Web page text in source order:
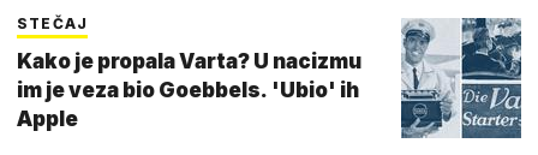
STEČAJ
Kako je propala Varta? U nacizmu
im je veza bio Goebbels. 'Ubio' ih
Apple